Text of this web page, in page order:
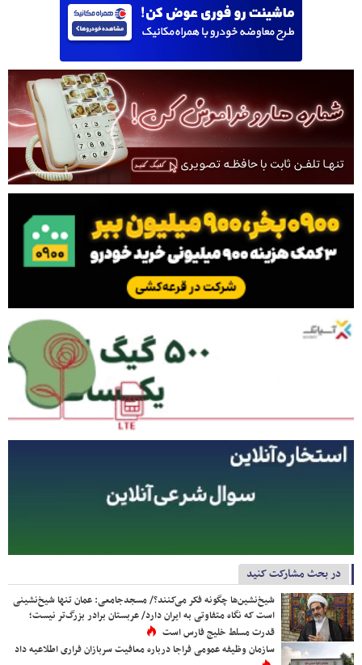
در بحث مشارکت کنید
شیخ‌نشین‌ها چگونه فکر می‌کنند؟/ مسجدجامعی: عمان تنها شیخ‌نشینی
است که نگاه متفاوتی به ایران دارد/ عربستان برادر بزرگ‌تر نیست؛
قدرت مسلط خلیج فارس است
سازمان وظیفه عمومی فراجا درباره معافیت سربازان فراری اطلاعیه داد